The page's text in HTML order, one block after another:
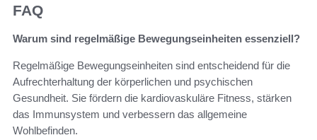
FAQ
Warum sind regelmäßige Bewegungseinheiten essenziell?
Regelmäßige Bewegungseinheiten sind entscheidend für die
Aufrechterhaltung der körperlichen und psychischen
Gesundheit. Sie fördern die kardiovaskuläre Fitness, stärken
das Immunsystem und verbessern das allgemeine
Wohlbefinden.